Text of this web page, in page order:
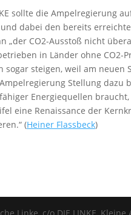
sollte die Ampelregierung
dabei den bereits
„der CO2-Ausstoß nicht
in Länder ohne CO2-
sogar steigen, weil am
Stellung dazu
Energiequellen
eine Renaissance der
(Heiner Flassbeck)